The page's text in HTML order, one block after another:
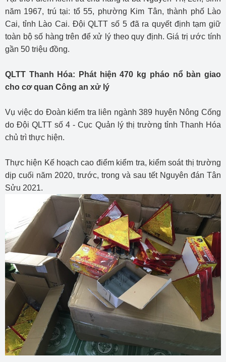
năm 1967, trú tại: tổ 55, phường Kim Tân, thành phố Lào
Cai, tỉnh Lào Cai. Đội QLTT số 5 đã ra quyết định tạm giữ
toàn bộ số hàng trên để xử lý theo quy định. Giá trị ước tính
gần 50 triệu đồng.
QLTT Thanh Hóa: Phát hiện 470 kg pháo nổ bàn giao
cho cơ quan Công an xử lý
Vụ việc do Đoàn kiểm tra liên ngành 389 huyện Nông Cống
do Đội QLTT số 4 - Cục Quản lý thị trường tỉnh Thanh Hóa
chủ trì thực hiện.
Thực hiện Kế hoạch cao điểm kiểm tra, kiểm soát thị trường
dịp cuối năm 2020, trước, trong và sau tết Nguyên đán Tân
Sửu 2021.